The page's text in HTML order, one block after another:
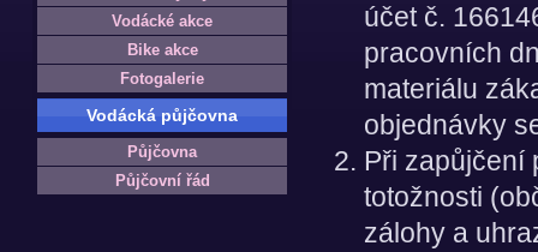
Vodácké akce
Bike akce
Fotogalerie
Vodácká půjčovna
Půjčovna
Půjčovní řád
účet č.
pracovních
materiálu
objednávky
Při zapůjčení
totožnosti
zálohy a